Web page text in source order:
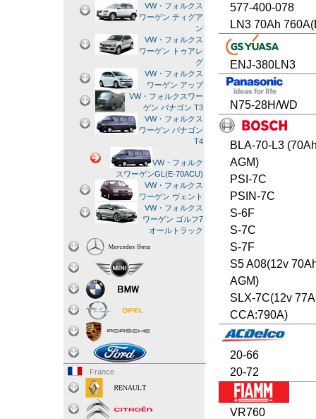
577-400-078
LN3 70Ah
ENJ-380LN3
N75-28H/WD
BLA-70-L3
AGM)
PSI-7C
PSIN-7C
S-6F
S-7C
S-7F
S5 A08(12v
AGM)
SLX-7C(12v
CCA:790A)
20-66
20-72
VR760
VW・フォルクス
ワーゲン ティグア
ン
VW・フォルクス
ワーゲン トゥアレ
グ
VW・フォルクス
ワーゲン アップ
VW・フォルクスワー
ゲン バナゴン T3
VW・フォルクス
ワーゲン バナゴン
T4
VW・フォルク
スワーゲンGL(E-70ACU)
VW・フォルクス
ワーゲン ヴェント
VW・フォルクス
ワーゲン ゴルフ7
オールトラック
France